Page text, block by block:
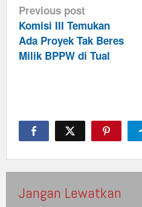
Post
navigation
Previous post
Komisi III Temukan
Ada Proyek Tak Beres
Milik BPPW di Tual
Jangan Lewatkan